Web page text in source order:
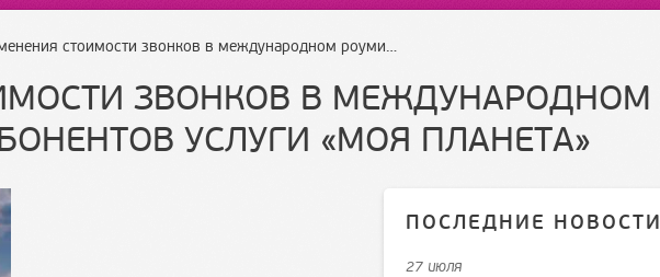
стоимости звонков в международном роуминге для абонентов услуги «Моя планета»
ЗВОНКОВ В МЕЖДУНАРОДНОМ
УСЛУГИ «МОЯ ПЛАНЕТА»
ПОСЛЕДНИЕ НОВОСТИ
27 июля